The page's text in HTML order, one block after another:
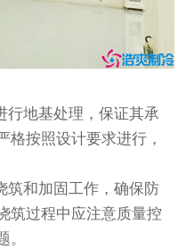
地基处理，保证其承
格按照设计要求进行，
和加固工作，确保防
筑过程中应注意质量控
。